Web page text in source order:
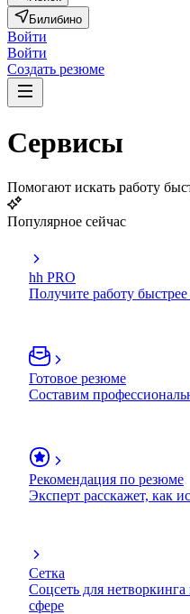
Билибино
Войти
Войти
Создать резюме
Сервисы
Помогают искать работу
Популярное сейчас
hh PRO
Получите работу
Готовое резюме
Составим
Рекомендация по резюме
Эксперт расскажет, как
Сетка
Соцсеть для
сфере